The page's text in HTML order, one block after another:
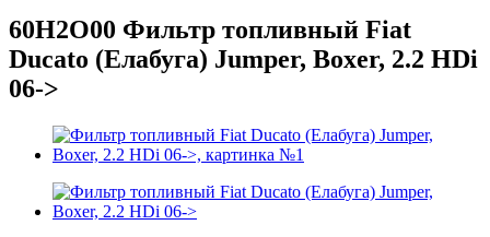
60H2O00 Фильтр топливный Fiat
Ducato (Елабуга) Jumper, Boxer, 2.2 HDi
06->